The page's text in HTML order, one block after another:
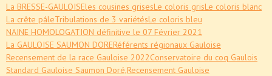
La BRESSE-GAULOISEles cousines grisesLe coloris grisLe coloris blanc
La crête pâleTribulations de 3 variétésLe coloris bleu
NAINE HOMOLOGATION définitive le 07 Février 2021
La GAULOISE SAUMON DORERéférents régionaux Gauloise
Recensement de la race Gauloise 2022Conservatoire du coq Gaulois
Standard Gauloise Saumon Doré,Recensement Gauloise